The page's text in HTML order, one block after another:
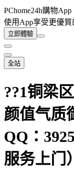
PChome24h購物App
使用App享受更優
立即體驗
全站
??1铜梁
颜值气质
QQ：
服务上门